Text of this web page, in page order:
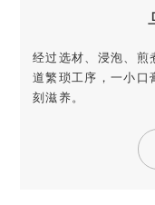
经过选材、浸泡、煎
道繁琐工序，一小口
刻滋养。